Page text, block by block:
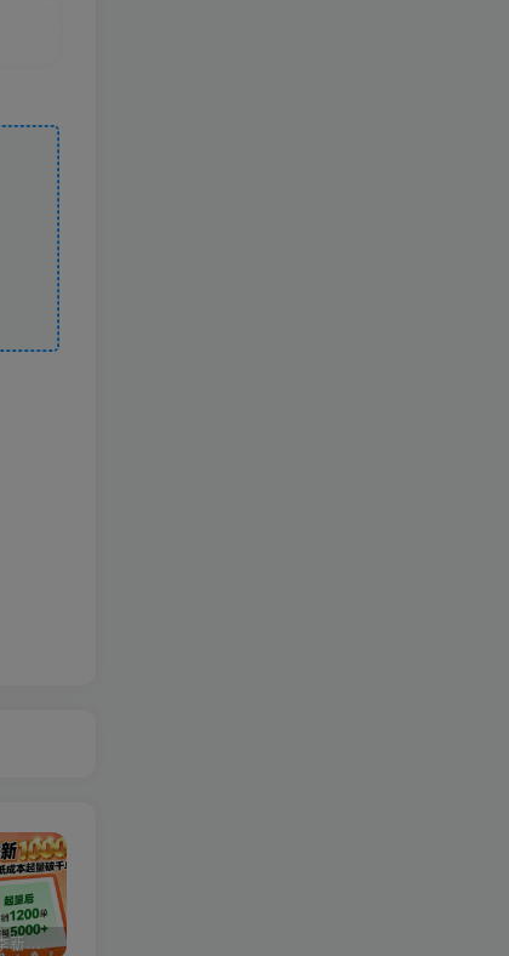
2025拼多多旺季新老店铺——快速低成本起量破千单